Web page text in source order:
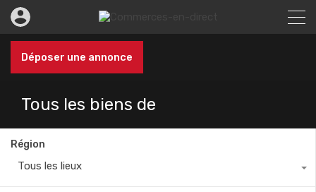
Déposer une annonce
Tous les biens de
Région
Tous les lieux